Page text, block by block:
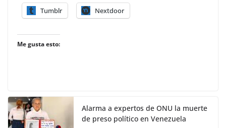
Tumblr Nextdoor
Me gusta esto:
Alarma a expertos de ONU la muerte
de preso político en Venezuela